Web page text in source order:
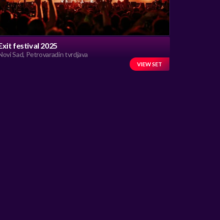
festival 2025
Sad, Petrovaradin tvrdjava
VIEW SET